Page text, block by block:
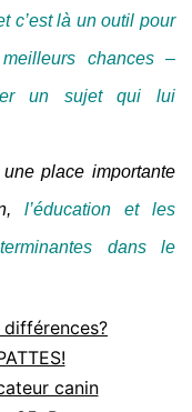
c’est là un outil pour
chances –
un sujet qui lui
place importante
l’éducation et les
dans le